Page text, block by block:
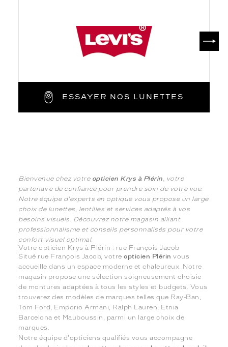
ESSAYER NOS LUNETTES
Bienvenue chez votre opticien Krys à Plérin, votre
partenaire de confiance pour prendre soin de votre vue.
Notre équipe d'experts en optique vous propose un large
choix de lunettes, lentilles et services adaptés à vos
besoins visuels. Découvrez notre magasin alliant
professionnalisme et conseils personnalisés pour votre
confort visuel optimal.
Votre opticien Krys à Plérin : rue François Jacob
Situé rue François Jacob, votreopticien Plérin vous
accueille dans un espace moderne et chaleureux. Notre
magasin propose une sélection soigneusement choisie
de montures adaptées à tous les styles et budgets. Vous
trouverez des modèles de marques telles que Ray-Ban,
Tom Ford, Emporio Armani, Ralph Lauren, Etnia
Barcelona et Mauboussin, parmi un large choix de
marques.
Notre équipe d'opticiens qualifiés vous accompagne